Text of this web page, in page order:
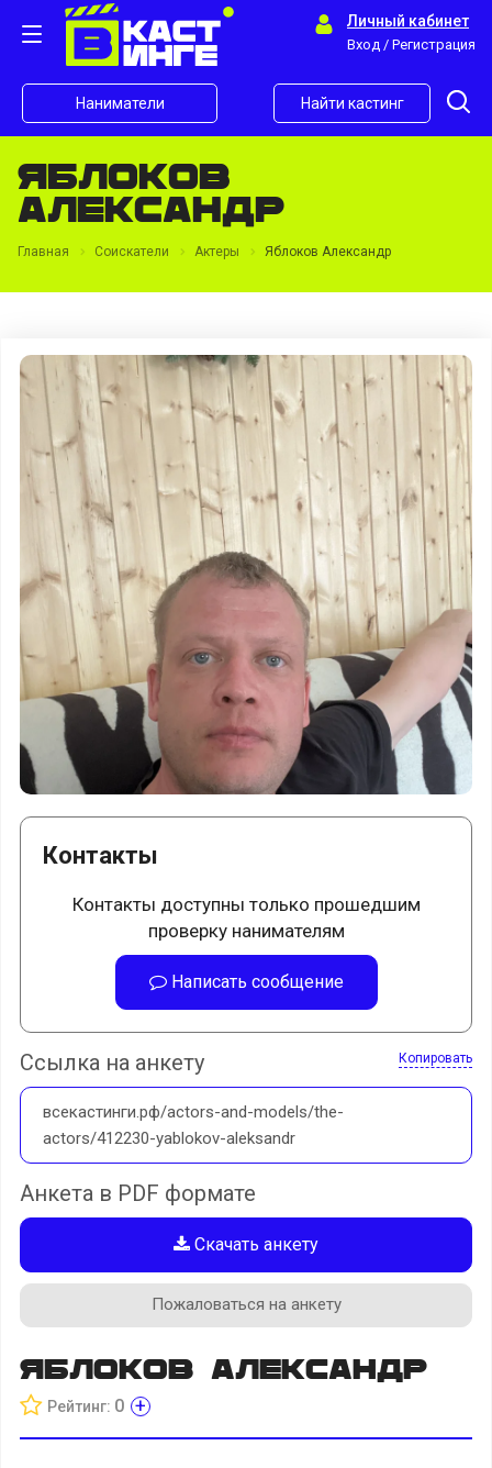
Личный кабинет
Вход / Регистрация
Наниматели Найти кастинг
Яблоков
Александр
Главная Соискатели Актеры Яблоков Александр
Контакты
Контакты доступны только прошедшим
проверку нанимателям
Написать сообщение
Ссылка на анкету Копировать
всекастинги.рф/actors-and-models/the-
actors/412230-yablokov-aleksandr
Анкета в PDF формате
Скачать анкету
Пожаловаться на анкету
Яблоков Александр
Рейтинг: 0 +